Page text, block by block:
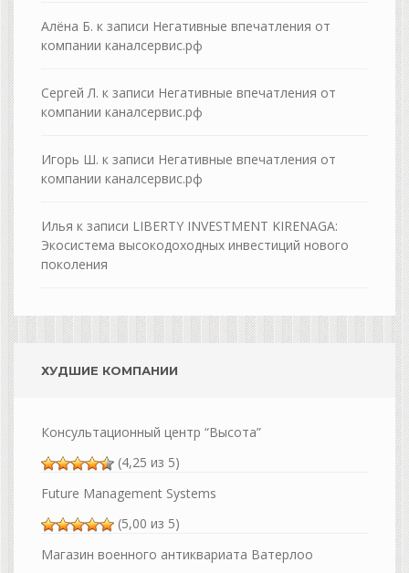
Алёна Б. к записи Негативные впечатления от
компании каналсервис.рф
Сергей Л. к записи Негативные впечатления от
компании каналсервис.рф
Игорь Ш. к записи Негативные впечатления от
компании каналсервис.рф
Илья к записи LIBERTY INVESTMENT KIRENAGA:
Экосистема высокодоходных инвестиций нового
поколения
ХУДШИЕ КОМПАНИИ
Консультационный центр “Высота”
(4,25 из 5)
Future Management Systems
(5,00 из 5)
Магазин военного антиквариата Ватерлоо